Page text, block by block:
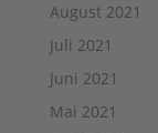
August 2021
Juli 2021
Juni 2021
Mai 2021